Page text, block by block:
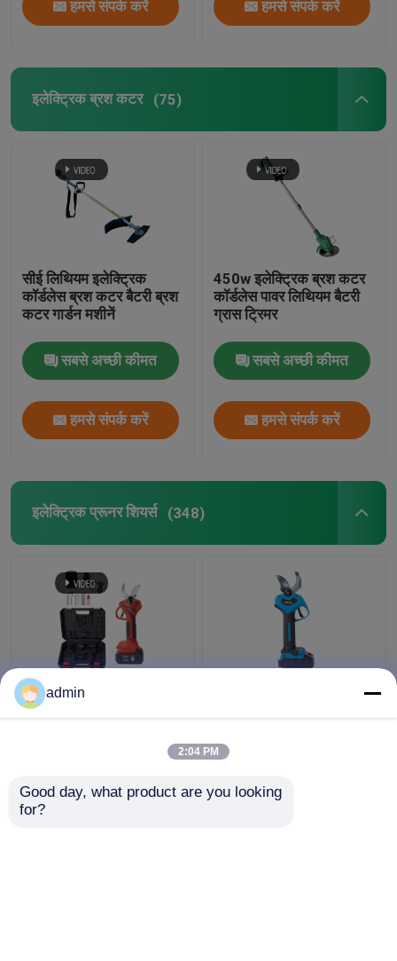
हमसे संपर्क करें हमसे संपर्क करें
इलेक्ट्रिक ब्रश कटर (75)
सीई लिथियम इलेक्ट्रिक
कॉर्डलेस ब्रश कटर बैटरी ब्रश
कटर गार्डन मशीनें
सबसे अच्छी कीमत
हमसे संपर्क करें
450w इलेक्ट्रिक ब्रश कटर
कॉर्डलेस पावर लिथियम बैटरी
ग्रास ट्रिमर
सबसे अच्छी कीमत
हमसे संपर्क करें
इलेक्ट्रिक प्रूनर शियर्स (348)
इलेक्ट्रिक प्रूनिंग शियर्स
सेकेटर प्रूनर 1.2 किग्रा
admin
2:04 PM
Good day, what product are you looking
for?